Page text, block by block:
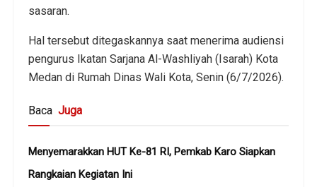
sasaran.
Hal tersebut ditegaskannya saat menerima audiensi
pengurus Ikatan Sarjana Al-Washliyah (Isarah) Kota
Medan di Rumah Dinas Wali Kota, Senin (6/7/2026).
Baca Juga
Menyemarakkan HUT Ke-81 RI, Pemkab Karo Siapkan
Rangkaian Kegiatan Ini